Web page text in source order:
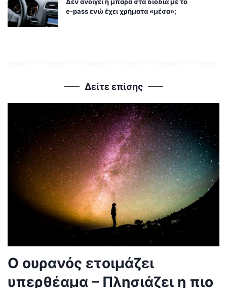
e-pass ενώ έχει χρήματα «μέσα»;
Δείτε επίσης
Ο ουρανός ετοιμάζει
υπερθέαμα – Πλησιάζει η πιο